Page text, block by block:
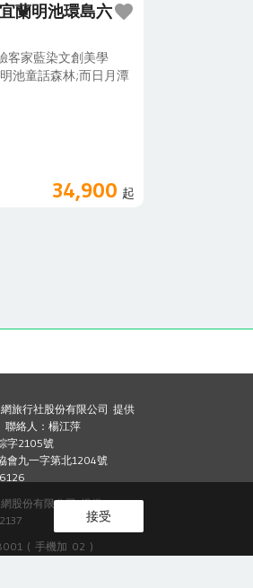
蘭明池環島六
客家藍染文創美學
池童話森林;而日月潭
34,900 起
旅行社股份有限公司 提供
絡人：楊江萍
字2105號
會九一字第北1204號
股份有限公司 提供
( 手機加 02 )
接受